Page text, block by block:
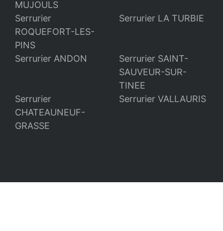
MUJOULS
Serrurier
ROQUEFORT-LES-
PINS
Serrurier LA TURBIE
Serrurier ANDON
Serrurier SAINT-
SAUVEUR-SUR-
TINEE
Serrurier
CHATEAUNEUF-
GRASSE
Serrurier VALLAURIS